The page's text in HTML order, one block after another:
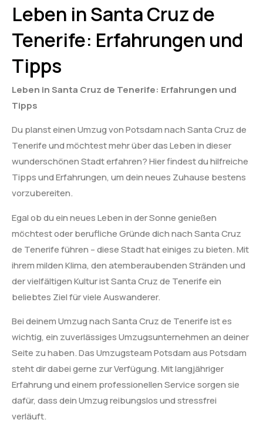
Leben in Santa Cruz de
Tenerife: Erfahrungen und
Tipps
Leben in Santa Cruz de Tenerife: Erfahrungen und
Tipps
Du planst einen Umzug von Potsdam nach Santa Cruz de
Tenerife und möchtest mehr über das Leben in dieser
wunderschönen Stadt erfahren? Hier findest du hilfreiche
Tipps und Erfahrungen, um dein neues Zuhause bestens
vorzubereiten.
Egal ob du ein neues Leben in der Sonne genießen
möchtest oder berufliche Gründe dich nach Santa Cruz
de Tenerife führen – diese Stadt hat einiges zu bieten. Mit
ihrem milden Klima, den atemberaubenden Stränden und
der vielfältigen Kultur ist Santa Cruz de Tenerife ein
beliebtes Ziel für viele Auswanderer.
Bei deinem Umzug nach Santa Cruz de Tenerife ist es
wichtig, ein zuverlässiges Umzugsunternehmen an deiner
Seite zu haben. Das Umzugsteam Potsdam aus Potsdam
steht dir dabei gerne zur Verfügung. Mit langjähriger
Erfahrung und einem professionellen Service sorgen sie
dafür, dass dein Umzug reibungslos und stressfrei
verläuft.